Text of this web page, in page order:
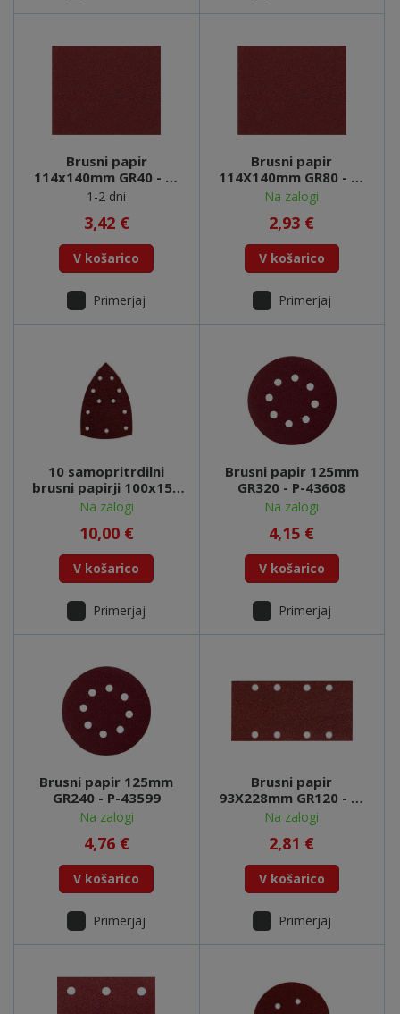
Brusni papir
114x140mm GR40 - P-
36398
1-2 dni
3,42 €
V košarico
Primerjaj
Brusni papir
114X140mm GR80 - P-
36407
Na zalogi
2,93 €
V košarico
Primerjaj
10 samopritrdilni
brusni papirji 100x150
mm,P 40,les,FMS -
625603000
Na zalogi
10,00 €
V košarico
Primerjaj
Brusni papir 125mm
GR320 - P-43608
Na zalogi
4,15 €
V košarico
Primerjaj
Brusni papir 125mm
GR240 - P-43599
Na zalogi
4,76 €
V košarico
Primerjaj
Brusni papir
93X228mm GR120 - P-
36158
Na zalogi
2,81 €
V košarico
Primerjaj